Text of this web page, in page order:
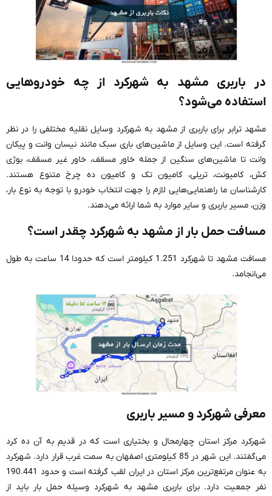
در باربری مشهد به شهرکرد از چه خودروهایی
استفاده می‌شود؟
مشهد ترابر برای باربری از مشهد به شهرکرد وسایل نقلیه مختلفی را در نظر
گرفته است. این وسایل از ماشین‌های باری سبک مانند نیسان وانت و پیکان
وانت تا ماشین‌های سنگین از جمله خاور مسقف، خاور غیر مسقف، بوژی
کش، کامیونت، تریلی، کامیون تک و کامیون ده چرخ متنوع هستند.
کارشناسان ما راهنمایی‌هایی لازم را جهت انتخاب خودرو با توجه به نوع بار،
وزن، مسیر باربری و سایر موارد به شما ارائه می‌دهند.
مسافت حمل بار از مشهد به شهرکرد چقدر است؟
مسافت مشهد تا شهرکرد 1.251 کیلومتر است که حدودا 14 ساعت به طول
می‌انجامد.
معرفی شهرکرد و مسیر باربری
شهرکرد مرکز استان چهارمحال و بختیاری است که در قدیم به آن ده کرد
می‌گفتند. این شهر در 85 کیلومتری اصفهان به سمت غرب قرار دارد. شهرکرد
به عنوان مرتفع‌ترین مرکز استان در ایران لقب گرفته است و حدود 190.441
نفر جمعیت دارد. برای باربری مشهد به شهرکرد وسیله حمل بار باید از